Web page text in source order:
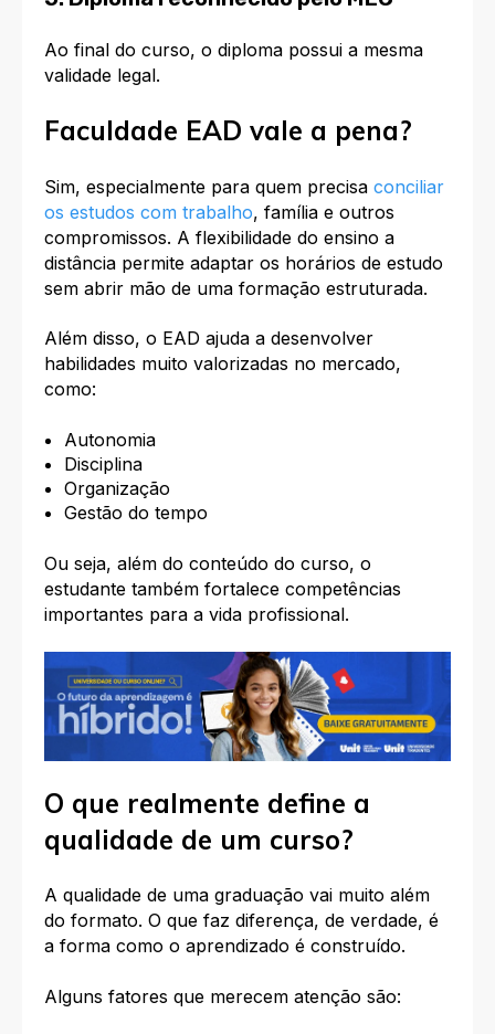
Ao final do curso, o diploma possui a mesma
validade legal.
Faculdade EAD vale a pena?
Sim, especialmente para quem precisa conciliar
os estudos com trabalho, família e outros
compromissos. A flexibilidade do ensino a
distância permite adaptar os horários de estudo
sem abrir mão de uma formação estruturada.
Além disso, o EAD ajuda a desenvolver
habilidades muito valorizadas no mercado,
como:
Autonomia
Disciplina
Organização
Gestão do tempo
Ou seja, além do conteúdo do curso, o
estudante também fortalece competências
importantes para a vida profissional.
O que realmente define a
qualidade de um curso?
A qualidade de uma graduação vai muito além
do formato. O que faz diferença, de verdade, é
a forma como o aprendizado é construído.
Alguns fatores que merecem atenção são: